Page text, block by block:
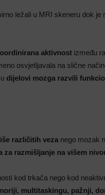
ležali u MRI skeneru dok je
aktivnost između
osvjetljavala na slične
dijelovi mozga razvili
različitih veza nego mozak
za razmišljanje na višem
kod trkača nego kod
multitaskingu, pažnji,